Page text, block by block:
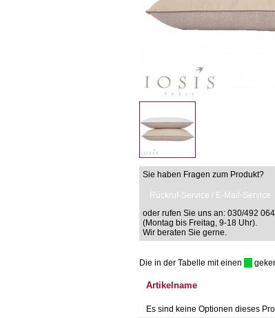
Sie haben Fragen zum Produkt?
Rückruf-Service / E-Mail-Service
oder rufen Sie uns an: 030/492
(Montag bis Freitag, 9-18 Uhr).
Wir beraten Sie gerne.
Die in der Tabelle mit einen
Artikelname
Es sind keine Optionen dieses